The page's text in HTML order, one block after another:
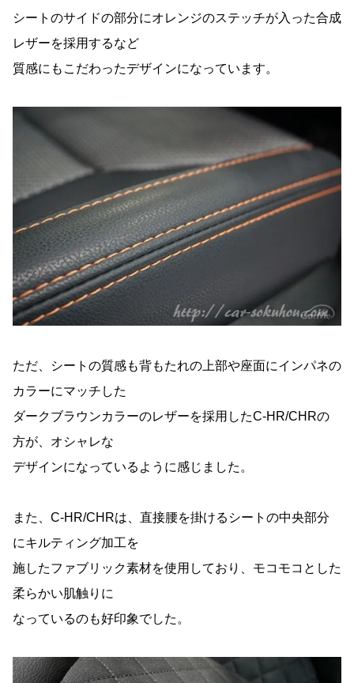
シートのサイドの部分にオレンジのステッチが入った合成
レザーを採用するなど
質感にもこだわったデザインになっています。
ただ、シートの質感も背もたれの上部や座面にインパネの
カラーにマッチした
ダークブラウンカラーのレザーを採用したC-HR/CHRの
方が、オシャレな
デザインになっているように感じました。
また、C-HR/CHRは、直接腰を掛けるシートの中央部分
にキルティング加工を
施したファブリック素材を使用しており、モコモコとした
柔らかい肌触りに
なっているのも好印象でした。